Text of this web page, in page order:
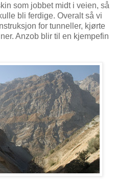
som jobbet midt i veien, så
bli ferdige. Overalt så vi
for tunneller, kjørte
Anzob blir til en kjempefin